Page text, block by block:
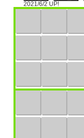
2021/6/2 UP!